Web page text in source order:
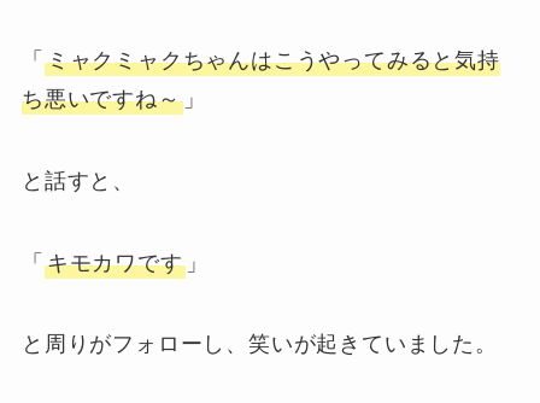
「ミャクミャクちゃんはこうやってみると気持
ち悪いですね～」
と話すと、
「キモカワです」
と周りがフォローし、笑いが起きていました。